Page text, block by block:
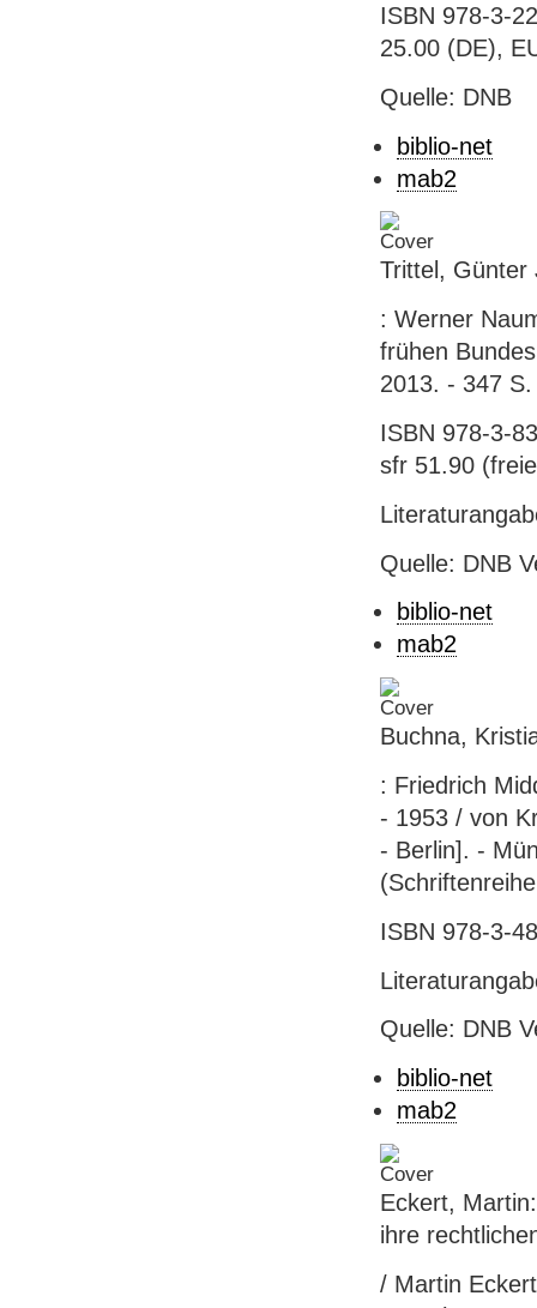
ISBN 978-3-
25.00 (DE),
Quelle: DNB
biblio-net
mab2
Trittel,
: Werner
frühen
2013. - 347
ISBN 978-3-
sfr 51.90
Quelle: DNB
biblio-net
mab2
Buchna,
: Friedrich
- 1953 / von
- Berlin]. -
ISBN 978-3-
Quelle: DNB
biblio-net
mab2
Eckert,
ihre
/ Martin